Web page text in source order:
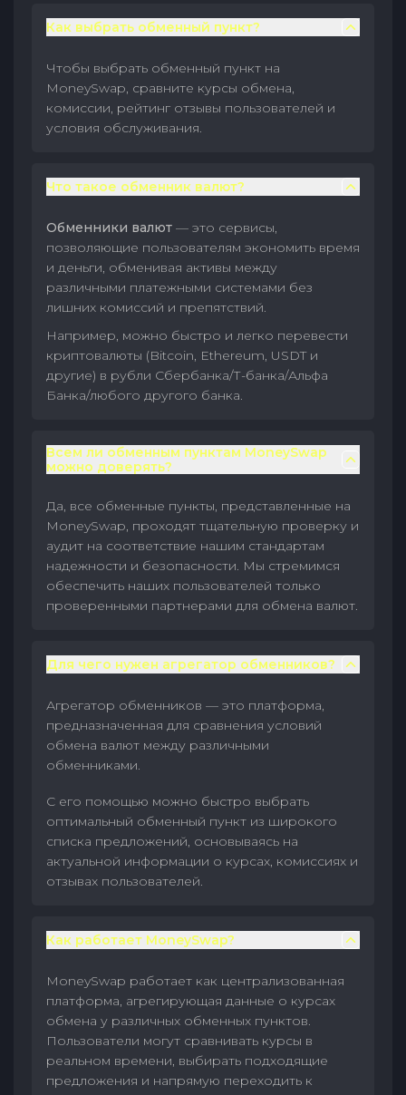
Как выбрать обменный пункт?
Чтобы выбрать обменный пункт на
MoneySwap, сравните курсы обмена,
комиссии, рейтинг отзывы пользователей и
условия обслуживания.
Что такое обменник валют?
Обменники валют — это сервисы,
позволяющие пользователям экономить время
и деньги, обменивая активы между
различными платежными системами без
лишних комиссий и препятствий.
Например, можно быстро и легко перевести
криптовалюты (Bitcoin, Ethereum, USDT и
другие) в рубли Сбербанка/Т-банка/Альфа
Банка/любого другого банка.
Всем ли обменным пунктам MoneySwap
можно доверять?
Да, все обменные пункты, представленные на
MoneySwap, проходят тщательную проверку и
аудит на соответствие нашим стандартам
надежности и безопасности. Мы стремимся
обеспечить наших пользователей только
проверенными партнерами для обмена валют.
Для чего нужен агрегатор обменников?
Агрегатор обменников — это платформа,
предназначенная для сравнения условий
обмена валют между различными
обменниками.
С его помощью можно быстро выбрать
оптимальный обменный пункт из широкого
списка предложений, основываясь на
актуальной информации о курсах, комиссиях и
отзывах пользователей.
Как работает MoneySwap?
MoneySwap работает как централизованная
платформа, агрегирующая данные о курсах
обмена у различных обменных пунктов.
Пользователи могут сравнивать курсы в
реальном времени, выбирать подходящие
предложения и напрямую переходить к